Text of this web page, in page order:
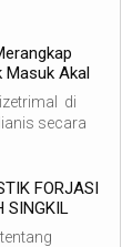
Masuk Akal
di
secara
FORJASI
SINGKIL